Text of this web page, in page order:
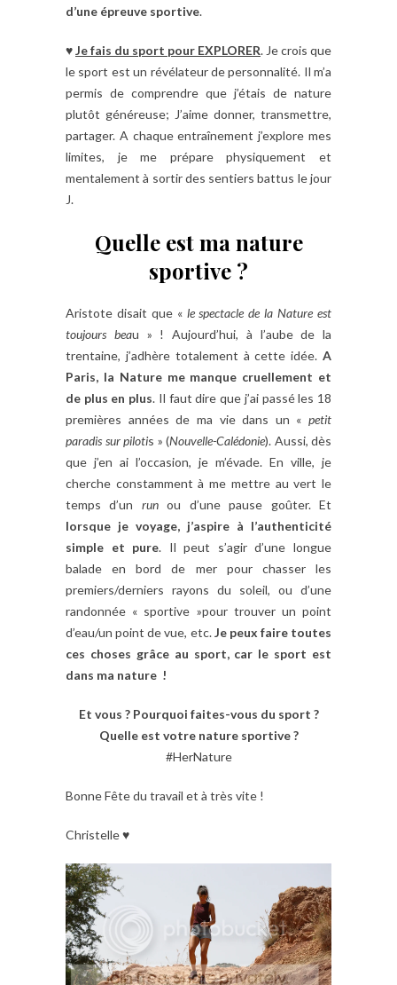
d’une épreuve sportive.
♥Je fais du sport pour EXPLORER. Je crois que
le sport est un révélateur de personnalité. Il m’a
permis de comprendre que j’étais de nature
plutôt généreuse; J’aime donner, transmettre,
partager. A chaque entraînement j’explore mes
limites, je me prépare physiquement et
mentalement à sortir des sentiers battus le jour
J.
Quelle est ma nature
sportive ?
Aristote disait que « le spectacle de la Nature est
toujours beau » ! Aujourd’hui, à l’aube de la
trentaine, j’adhère totalement à cette idée. A
Paris, la Nature me manque cruellement et
de plus en plus. Il faut dire que j’ai passé les 18
premières années de ma vie dans un « petit
paradis sur pilotis » (Nouvelle-Calédonie). Aussi, dès
que j’en ai l’occasion, je m’évade. En ville, je
cherche constamment à me mettre au vert le
temps d’un runou d’une pause goûter. Et
lorsque je voyage, j’aspire à l’authenticité
simple et pure. Il peut s’agir d’une longue
balade en bord de mer pour chasser les
premiers/derniers rayons du soleil, ou d’une
randonnée « sportive »pour trouver un point
d’eau/un point de vue, etc.Je peux faire toutes
ces choses grâce au sport, car le sport est
dans ma nature !
Et vous ? Pourquoi faites-vous du sport ?
Quelle est votre nature sportive ?
#HerNature
Bonne Fête du travail et à très vite !
Christelle ♥